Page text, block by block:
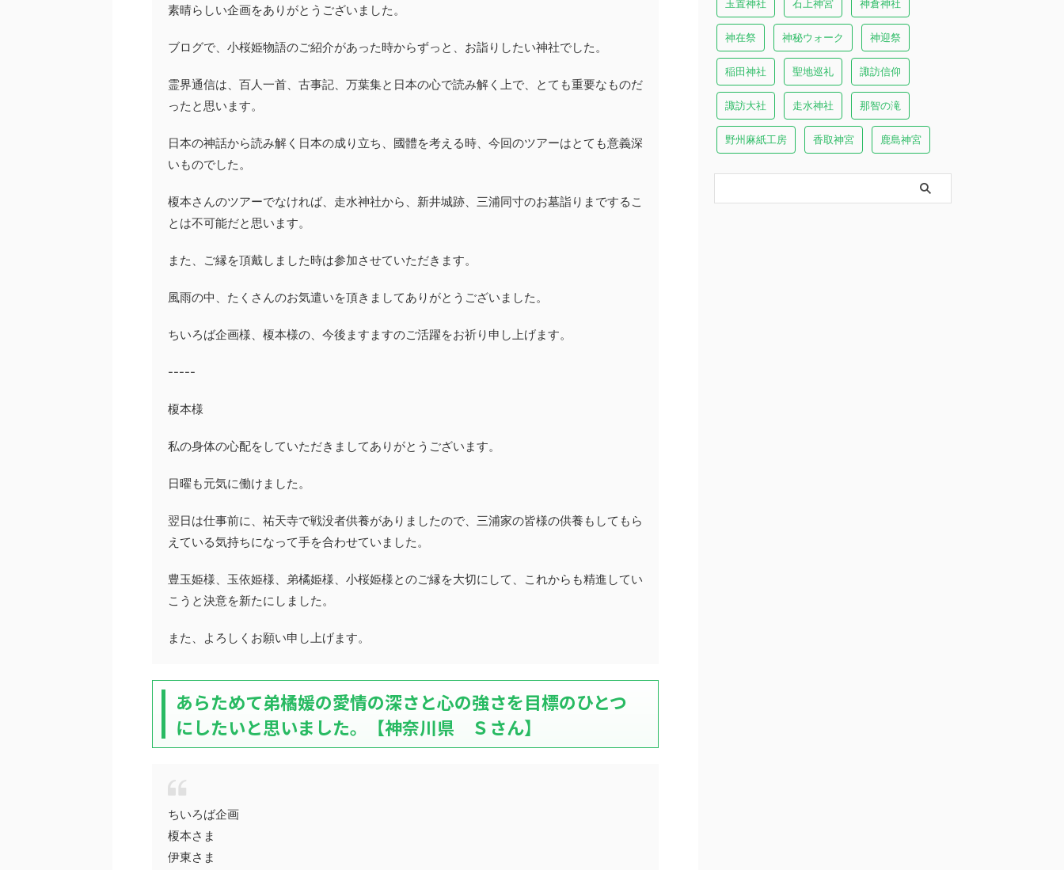
素晴らしい企画をありがとうございました。
ブログで、小桜姫物語のご紹介があった時からずっと、お詣りしたい神社でした。
霊界通信は、百人一首、古事記、万葉集と日本の心で読み解く上で、とても重要なものだ
ったと思います。
日本の神話から読み解く日本の成り立ち、國體を考える時、今回のツアーはとても意義深
いものでした。
榎本さんのツアーでなければ、走水神社から、新井城跡、三浦同寸のお墓詣りまでするこ
とは不可能だと思います。
また、ご縁を頂戴しました時は参加させていただきます。
風雨の中、たくさんのお気遣いを頂きましてありがとうございました。
ちいろば企画様、榎本様の、今後ますますのご活躍をお祈り申し上げます。
-----
榎本様
私の身体の心配をしていただきましてありがとうございます。
日曜も元気に働けました。
翌日は仕事前に、祐天寺で戦没者供養がありましたので、三浦家の皆様の供養もしてもら
えている気持ちになって手を合わせていました。
豊玉姫様、玉依姫様、弟橘姫様、小桜姫様とのご縁を大切にして、これからも精進してい
こうと決意を新たにしました。
また、よろしくお願い申し上げます。
あらためて弟橘媛の愛情の深さと心の強さを目標のひとつ
にしたいと思いました。【神奈川県 Ｓさん】
ちいろば企画
榎本さま
伊東さま
玉置神社 石上神宮 神倉神社
神在祭 神秘ウォーク 神迎祭
稲田神社 聖地巡礼 諏訪信仰
諏訪大社 走水神社 那智の滝
野州麻紙工房 香取神宮 鹿島神宮